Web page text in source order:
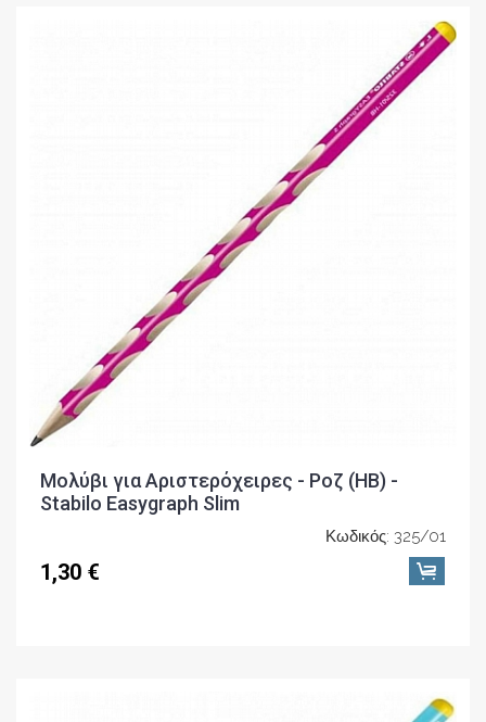
Μολύβι για Αριστερόχειρες - Ροζ (ΗΒ) -
Stabilo Easygraph Slim
Κωδικός: 325/01
1,30 €